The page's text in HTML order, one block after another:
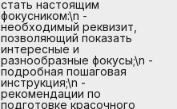
стать настоящим
фокусником:\n -
необходимый реквизит,
позволяющий показать
интересные и
разнообразные фокусы;\n -
подробная пошаговая
инструкция;\n -
рекомендации по
подготовке красочного